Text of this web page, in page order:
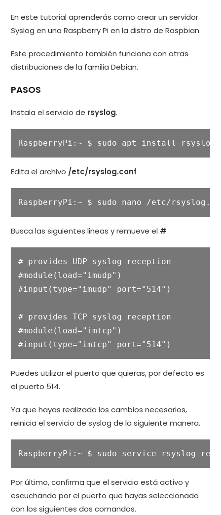
En este tutorial aprenderás como crear un servidor
Syslog en una Raspberry Pi en la distro de Raspbian.
Este procedimiento también funciona con otras
distribuciones de la familia Debian.
PASOS
Instala el servicio de rsyslog.
RaspberryPi:~ $ sudo apt install rsyslog
Edita el archivo /etc/rsyslog.conf
RaspberryPi:~ $ sudo nano /etc/
Busca las siguientes lineas y remueve el #
# provides UDP syslog reception
#module(load="imudp")
#input(type="imudp" port="514")
# provides TCP syslog reception
#module(load="imtcp")
#input(type="imtcp" port="514")
Puedes utilizar el puerto que quieras, por defecto es
el puerto 514.
Ya que hayas realizado los cambios necesarios,
reinicia el servicio de syslog de la siguiente manera.
RaspberryPi:~ $ sudo service rsyslog
Por último, confirma que el servicio está activo y
escuchando por el puerto que hayas seleccionado
con los siguientes dos comandos.